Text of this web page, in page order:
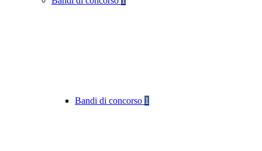
Bandi di concorso 1